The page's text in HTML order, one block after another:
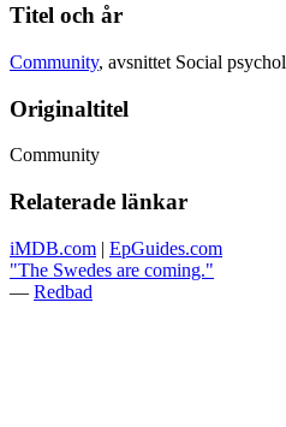
Titel och år
Community, avsnittet Social
Originaltitel
Community
Relaterade länkar
iMDB.com | EpGuides.com
"The Swedes are coming."
— Redbad